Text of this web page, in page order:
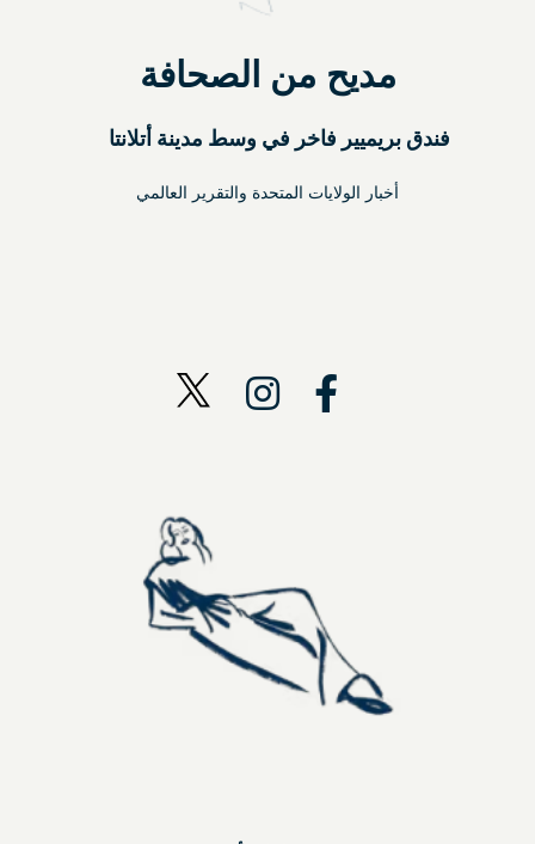
مديح من الصحافة
فندق بريميير فاخر في وسط مدينة أتلانتا
أخبار الولايات المتحدة والتقرير العالمي